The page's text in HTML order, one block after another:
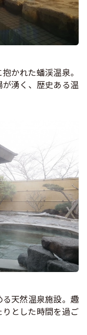
かれた蟠渓温泉。
湧く、歴史ある温
天然温泉施設。趣
とした時間を過ご